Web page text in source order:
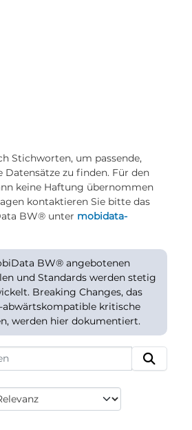
Stichworten, um passende,
zu finden. Für den
keine Haftung übernommen
kontaktieren Sie bitte das
BW® unter mobidata-
BW® angebotenen
und Standards werden stetig
Breaking Changes, das
kritische
werden hier dokumentiert.